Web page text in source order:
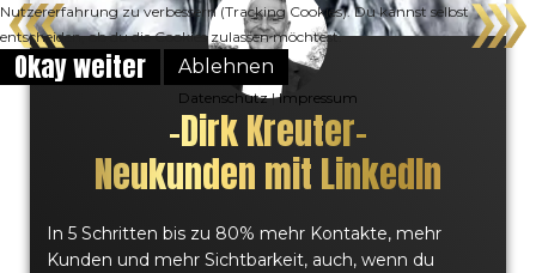
–Dirk Kreuter–
Neukunden mit LinkedIn
In 5 Schritten bis zu 80% mehr Kontakte, mehr
Kunden und mehr Sichtbarkeit, auch, wenn du
Nutzererfahrung zu verbessern (Tracking Cookies). Du kannst selbst
entscheiden, ob du die Cookies zulassen möchtest.
Okay weiter Ablehnen
Datenschutz|Impressum